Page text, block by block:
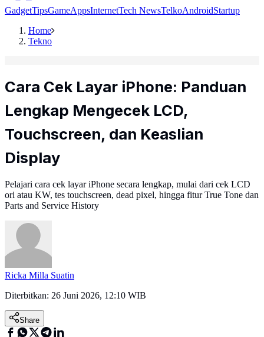
GadgetTipsGameAppsInternetTech NewsTelkoAndroidStartup
Home
Tekno
Cara Cek Layar iPhone: Panduan
Lengkap Mengecek LCD,
Touchscreen, dan Keaslian
Display
Pelajari cara cek layar iPhone secara lengkap, mulai dari cek LCD
ori atau KW, tes touchscreen, dead pixel, hingga fitur True Tone dan
Parts and Service History
Ricka Milla Suatin
Diterbitkan: 26 Juni 2026, 12:10 WIB
Share